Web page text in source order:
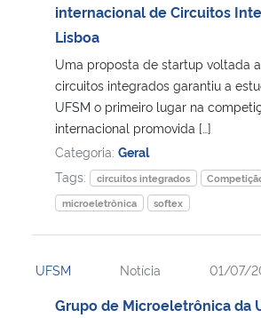
internacional de Circuitos
Lisboa
Uma proposta de startup voltada
circuitos integrados garantiu a
UFSM o primeiro lugar na
internacional promovida […]
Categoria: Geral
Tags:
circuitos integrados
microeletrônica
softex
UFSM Notícia 01/07/
Grupo de Microeletrônica da